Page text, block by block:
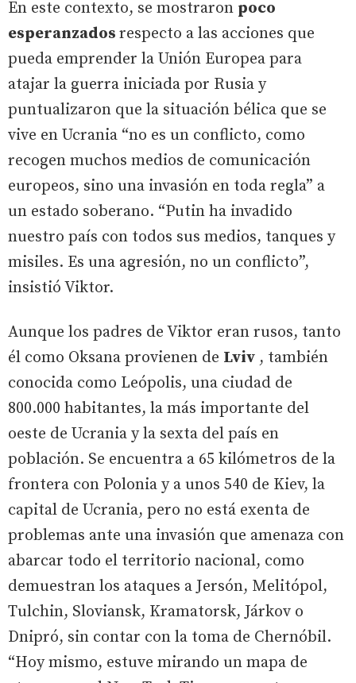
En este contexto, se mostraron poco
esperanzados respecto a las acciones que
pueda emprender la Unión Europea para
atajar la guerra iniciada por Rusia y
puntualizaron que la situación bélica que se
vive en Ucrania “no es un conflicto, como
recogen muchos medios de comunicación
europeos, sino una invasión en toda regla” a
un estado soberano. “Putin ha invadido
nuestro país con todos sus medios, tanques y
misiles. Es una agresión, no un conflicto”,
insistió Viktor.
Aunque los padres de Viktor eran rusos, tanto
él como Oksana provienen de Lviv , también
conocida como Leópolis, una ciudad de
800.000 habitantes, la más importante del
oeste de Ucrania y la sexta del país en
población. Se encuentra a 65 kilómetros de la
frontera con Polonia y a unos 540 de Kiev, la
capital de Ucrania, pero no está exenta de
problemas ante una invasión que amenaza con
abarcar todo el territorio nacional, como
demuestran los ataques a Jersón, Melitópol,
Tulchin, Sloviansk, Kramatorsk, Járkov o
Dnipró, sin contar con la toma de Chernóbil.
“Hoy mismo, estuve mirando un mapa de